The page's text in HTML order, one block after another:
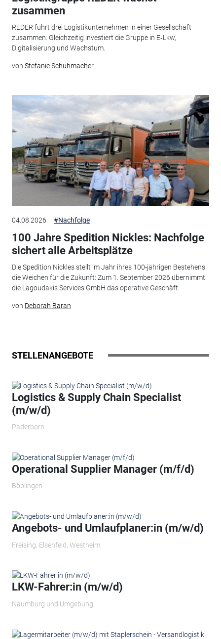
zusammen
REDER führt drei Logistikunternehmen in einer Gesellschaft
zusammen. Gleichzeitig investiert die Gruppe in E‑Lkw,
Digitalisierung und Wachstum.
von Stefanie Schuhmacher
04.08.2026 #Nachfolge
100 Jahre Spedition Nickles: Nachfolge
sichert alle Arbeitsplätze
Die Spedition Nickles stellt im Jahr ihres 100-jährigen Bestehens
die Weichen für die Zukunft: Zum 1. September 2026 übernimmt
die Lagoudakis Services GmbH das operative Geschäft.
von Deborah Baran
STELLENANGEBOTE
Logistics & Supply Chain Specialist
(m/w/d)
Paderborn
Operational Supplier Manager (m/f/d)
Böblingen
Angebots- und Umlaufplaner:in (m/w/d)
Freising, Elsenfeld, Westheim
LKW-Fahrer:in (m/w/d)
Naumburg und Umgebung